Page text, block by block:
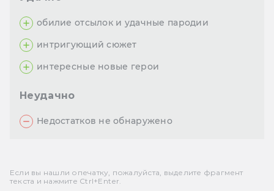
обилие отсылок и удачные пародии
интригующий сюжет
интересные новые герои
Неудачно
Недостатков не обнаружено
Если вы нашли опечатку, пожалуйста, выделите фрагмент
текста и нажмите Ctrl+Enter.